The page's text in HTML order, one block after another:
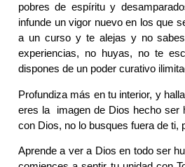
pobres de espíritu y
infunde un vigor nuevo en los que
a un curso y te alejas y no
experiencias, no huyas, no te
dispones de un poder curativo
Profundiza más en tu interior, y
eres la imagen de Dios hecho ser
con Dios, no lo busques fuera de ti,
Aprende a ver a Dios en todo ser